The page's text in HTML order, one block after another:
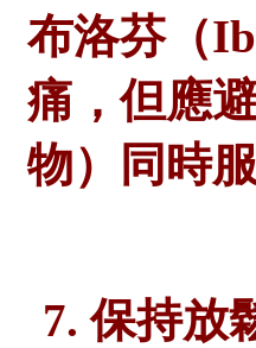
布洛芬（
痛，但應
物）同時
7. 保持放